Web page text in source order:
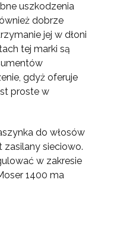
uszkodzenia
dobrze
jej w dłoni
tej marki są
gdyż oferuje
proste w
do włosów
zasilany sieciowo.
w zakresie
1400 ma